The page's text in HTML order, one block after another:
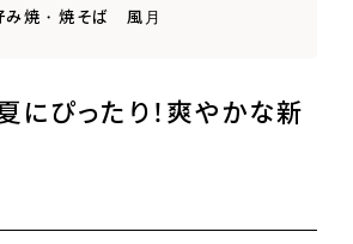
にぴったり！爽やかな新
み焼・焼そば 風月